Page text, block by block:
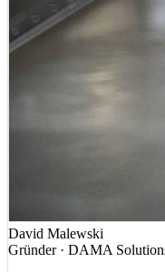
David Malewski
Gründer · DAMA